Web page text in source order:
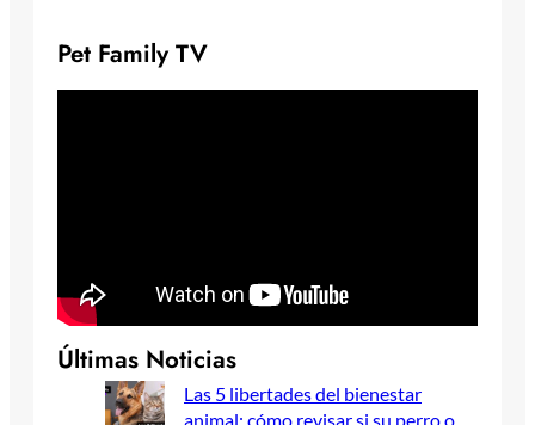
Pet Family TV
Últimas Noticias
Las 5 libertades del bienestar
animal: cómo revisar si su perro o